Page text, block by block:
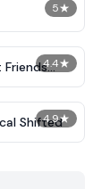
5★
4.4★
Friends
4.9★
Shifted